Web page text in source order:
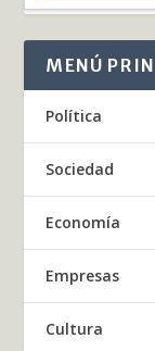
MENÚ
Política
Sociedad
Economía
Empresas
Cultura